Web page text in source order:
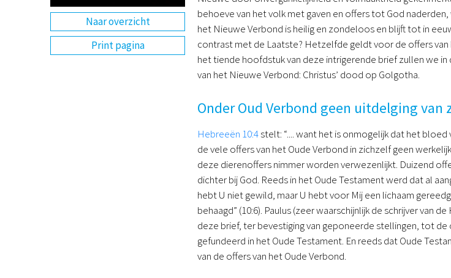
Naar overzicht
Print pagina
behoeve van het volk met gaven en offers tot God
het Nieuwe Verbond is heilig en zondeloos en blijft tot in
contrast met de Laatste? Hetzelfde geldt voor de offers van
het tiende hoofdstuk van deze intrigerende brief zullen we
van het Nieuwe Verbond: Christus’ dood op Golgotha.
Onder Oud Verbond geen uitdelging van
Hebreeën 10:4stelt: “.... want het is onmogelijk dat het
de vele offers van het Oude Verbond in zichzelf geen
deze dierenoffers nimmer worden verwezenlijkt. Duizend
dichter bij God. Reeds in het Oude Testament werd dat al
hebt U niet gewild, maar U hebt voor Mij een lichaam
behaagd” (10:6). Paulus (zeer waarschijnlijk de schrijver van
deze brief, ter bevestiging van geponeerde stellingen, tot
gefundeerd in het Oude Testament. En reeds dat Oude
van de offers van het Oude Verbond.